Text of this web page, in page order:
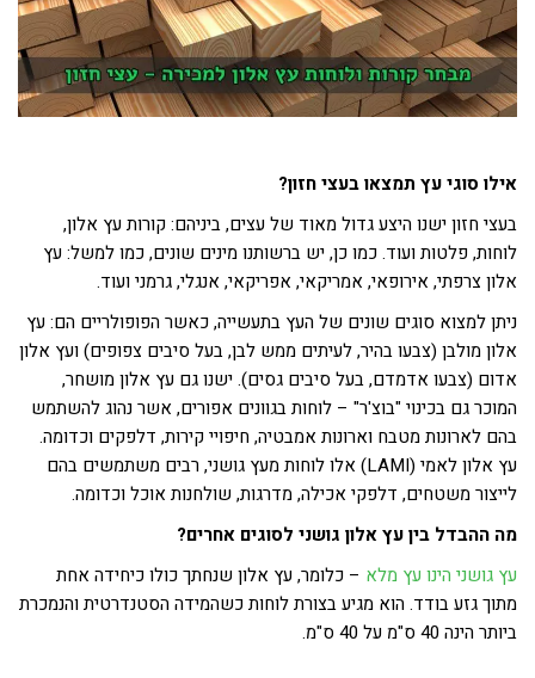
אילו סוגי עץ תמצאו בעצי חזון?
בעצי חזון ישנו היצע גדול מאוד של עצים, ביניהם: קורות עץ אלון,
לוחות, פלטות ועוד. כמו כן, יש ברשותנו מינים שונים, כמו למשל: עץ
אלון צרפתי, אירופאי, אמריקאי, אפריקאי, אנגלי, גרמני ועוד.
ניתן למצוא סוגים שונים של העץ בתעשייה, כאשר הפופולריים הם: עץ
אלון מולבן (צבעו בהיר, לעיתים ממש לבן, בעל סיבים צפופים) ועץ אלון
אדום (צבעו אדמדם, בעל סיבים גסים). ישנו גם עץ אלון מושחר,
המוכר גם בכינוי "בוצ'ר" – לוחות בגוונים אפורים, אשר נהוג להשתמש
בהם לארונות מטבח וארונות אמבטיה, חיפויי קירות, דלפקים וכדומה.
עץ אלון לאמי (LAMI) אלו לוחות מעץ גושני, רבים משתמשים בהם
לייצור משטחים, דלפקי אכילה, מדרגות, שולחנות אוכל וכדומה.
מה ההבדל בין עץ אלון גושני לסוגים אחרים?
עץ גושני הינו עץ מלא – כלומר, עץ אלון שנחתך כולו כיחידה אחת
מתוך גזע בודד. הוא מגיע בצורת לוחות כשהמידה הסטנדרטית והנמכרת
ביותר הינה 40 ס"מ על 40 ס"מ.